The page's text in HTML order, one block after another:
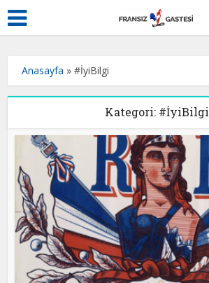
Anasayfa »#İyiBilgi
Kategori: #İyiBilgi